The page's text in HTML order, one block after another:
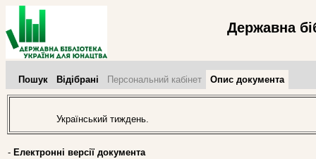
Державна
Пошук Відібрані Персональний кабінет Опис документа
Український тиждень.
- Електронні версії документа